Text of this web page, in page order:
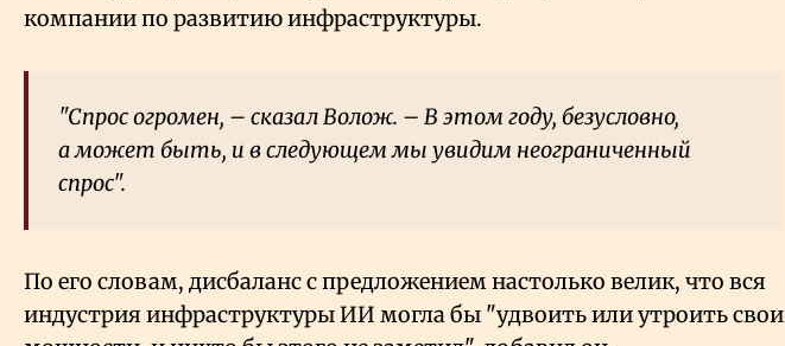
компании по развитию инфраструктуры.
"Спрос огромен, – сказал Волож. – В этом году, безусловно,
а может быть, и в следующем мы увидим неограниченный
спрос".
По его словам, дисбаланс с предложением настолько велик, что вся
индустрия инфраструктуры ИИ могла бы "удвоить или утроить свои